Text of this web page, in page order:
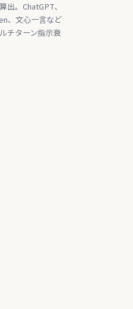
出。ChatGPT、
、文心一言など
チターン指示衰